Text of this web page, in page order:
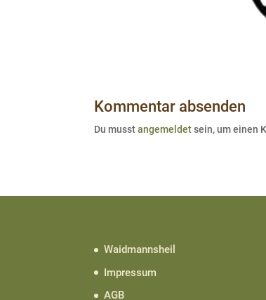
Kommentar absenden
Du musstangemeldetsein, um einen
Waidmannsheil
Impressum
AGB